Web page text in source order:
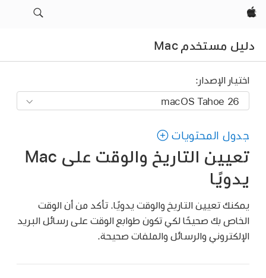
Apple‏
دليل مستخدم Mac
اختيار الإصدار:
جدول المحتويات
تعيين التاريخ والوقت على Mac
يدويًا
يمكنك تعيين التاريخ والوقت يدويًا. تأكد من أن الوقت
الخاص بك صحيحًا لكي تكون طوابع الوقت على رسائل البريد
الإلكتروني والرسائل والملفات صحيحة.